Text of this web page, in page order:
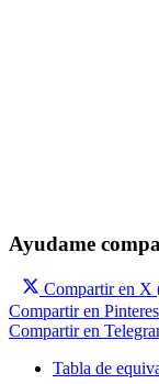
Ayudame
Compartir en X
Compartir en
Compartir en
Tabla de